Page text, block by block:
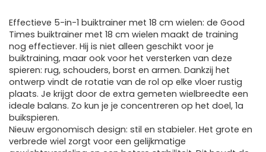
Effectieve 5-in-1 buiktrainer met 18 cm wielen: de Good
Times buiktrainer met 18 cm wielen maakt de training
nog effectiever. Hij is niet alleen geschikt voor je
buiktraining, maar ook voor het versterken van deze
spieren: rug, schouders, borst en armen. Dankzij het
ontwerp vindt de rotatie van de rol op elke vloer rustig
plaats. Je krijgt door de extra gemeten wielbreedte een
ideale balans. Zo kun je je concentreren op het doel, 1a
buikspieren.
Nieuw ergonomisch design: stil en stabieler. Het grote en
verbrede wiel zorgt voor een gelijkmatige